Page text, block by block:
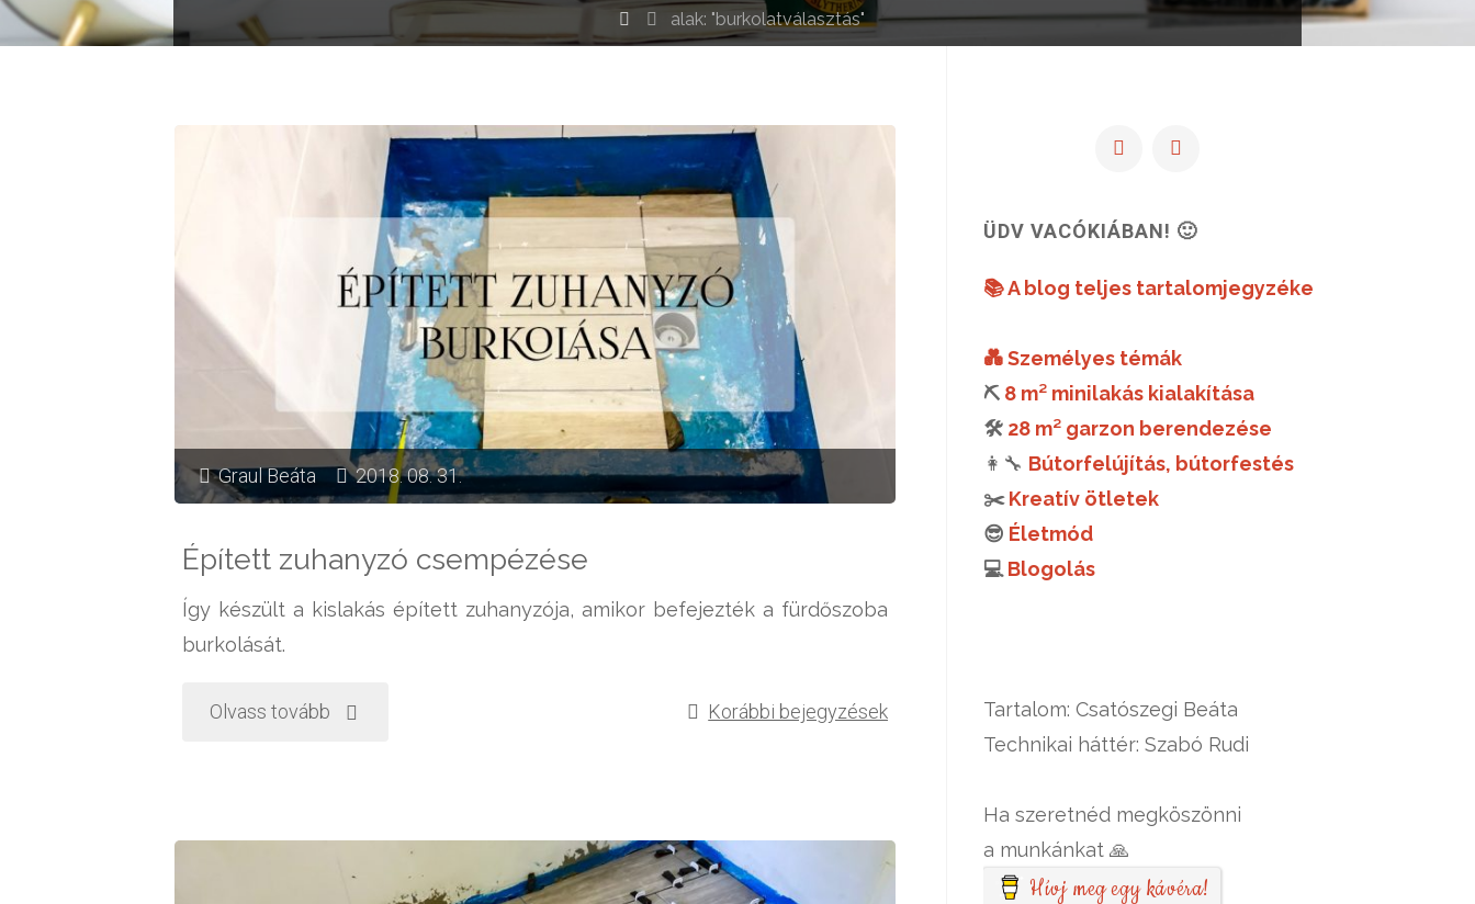
elenítése
alak: "burkolatválasztás"
Graul Beáta 2018. 08. 31.
Épített zuhanyzó csempézése
Így készült a kislakás épített zuhanyzója, amikor befejezték a fürdőszoba
burkolását.
Olvass tovább "Épített Korábbi bejegyzések
ÜDV VACÓKIÁBAN! 🙂
📚 A blog teljes tartalomjegyzéke
💑 Személyes témák
⛏️ 8 m² minilakás kialakítása
🛠️ 28 m² garzon berendezése
👩‍🔧 Bútorfelújítás, bútorfestés
✂️Kreatív ötletek
😎 Életmód
💻 Blogolás
Tartalom: Csatószegi Beáta
Technikai háttér: Szabó Rudi
Ha szeretnéd megköszönni
a munkánkat 🙏
Hívj meg egy kávéra!